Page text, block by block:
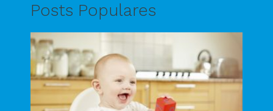
Posts Populares